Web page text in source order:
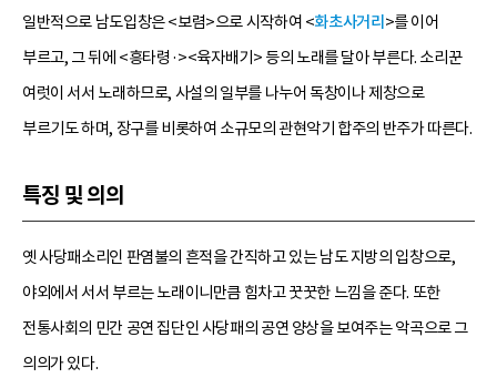
일반적으로 남도입창은 <보렴>으로 시작하여 <화초사거리 >를 이어
부르고, 그 뒤에 <흥타령·><육자배기> 등의 노래를 달아 부른다. 소리꾼
여럿이 서서 노래하므로, 사설의 일부를 나누어 독창이나 제창으로
부르기도 하며, 장구를 비롯하여 소규모의 관현악기 합주의 반주가 따른다.
특징 및 의의
옛 사당패소리인 판염불의 흔적을 간직하고 있는 남도 지방의 입창으로,
야외에서 서서 부르는 노래이니만큼 힘차고 꿋꿋한 느낌을 준다. 또한
전통사회의 민간 공연 집단인 사당패의 공연 양상을 보여주는 악곡으로 그
의의가 있다.